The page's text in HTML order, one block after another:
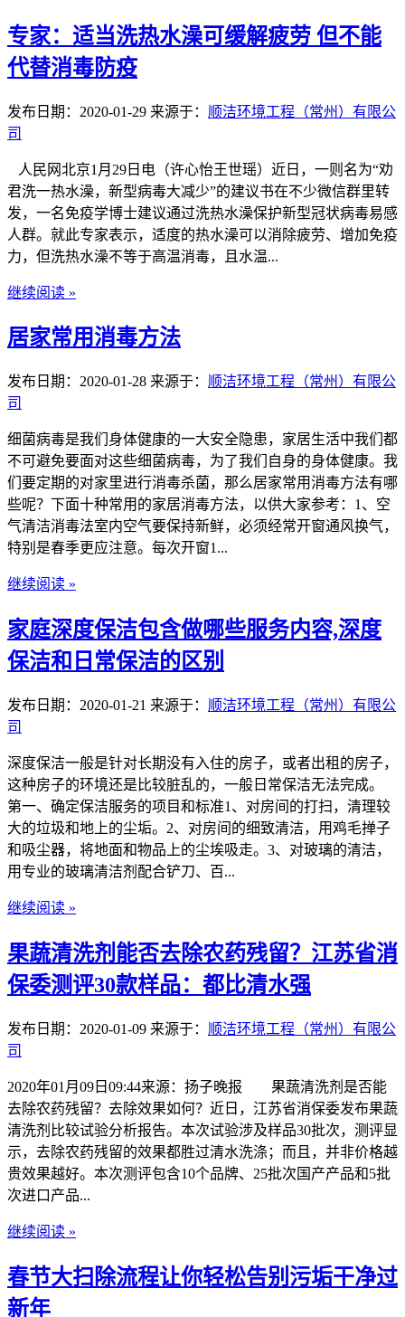
专家：适当洗热水澡可缓解疲劳 但不能
代替消毒防疫
发布日期：2020-01-29 来源于： 顺洁环境工程（常州）有限公
司
人民网北京1月29日电（许心怡王世瑶）近日，一则名为“劝
君洗一热水澡，新型病毒大减少”的建议书在不少微信群里转
发，一名免疫学博士建议通过洗热水澡保护新型冠状病毒易感
人群。就此专家表示，适度的热水澡可以消除疲劳、增加免疫
力，但洗热水澡不等于高温消毒，且水温...
继续阅读 »
居家常用消毒方法
发布日期：2020-01-28 来源于： 顺洁环境工程（常州）有限公
司
细菌病毒是我们身体健康的一大安全隐患，家居生活中我们都
不可避免要面对这些细菌病毒，为了我们自身的身体健康。我
们要定期的对家里进行消毒杀菌，那么居家常用消毒方法有哪
些呢？下面十种常用的家居消毒方法，以供大家参考：1、空
气清洁消毒法室内空气要保持新鲜，必须经常开窗通风换气，
特别是春季更应注意。每次开窗1...
继续阅读 »
家庭深度保洁包含做哪些服务内容,深度
保洁和日常保洁的区别
发布日期：2020-01-21 来源于： 顺洁环境工程（常州）有限公
司
深度保洁一般是针对长期没有入住的房子，或者出租的房子，
这种房子的环境还是比较脏乱的，一般日常保洁无法完成。
第一、确定保洁服务的项目和标准1、对房间的打扫，清理较
大的垃圾和地上的尘垢。2、对房间的细致清洁，用鸡毛掸子
和吸尘器，将地面和物品上的尘埃吸走。3、对玻璃的清洁，
用专业的玻璃清洁剂配合铲刀、百...
继续阅读 »
果蔬清洗剂能否去除农药残留？江苏省消
保委测评30款样品：都比清水强
发布日期：2020-01-09 来源于： 顺洁环境工程（常州）有限公
司
2020年01月09日09:44来源：扬子晚报 果蔬清洗剂是否能
去除农药残留？去除效果如何？近日，江苏省消保委发布果蔬
清洗剂比较试验分析报告。本次试验涉及样品30批次，测评显
示，去除农药残留的效果都胜过清水洗涤；而且，并非价格越
贵效果越好。本次测评包含10个品牌、25批次国产产品和5批
次进口产品...
继续阅读 »
春节大扫除流程让你轻松告别污垢干净过
新年